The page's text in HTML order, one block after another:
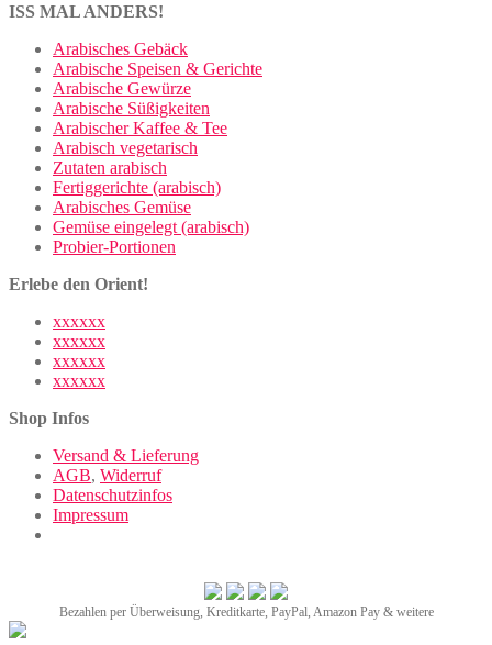
ISS MAL ANDERS!
Arabisches Gebäck
Arabische Speisen & Gerichte
Arabische Gewürze
Arabische Süßigkeiten
Arabischer Kaffee & Tee
Arabisch vegetarisch
Zutaten arabisch
Fertiggerichte (arabisch)
Arabisches Gemüse
Gemüse eingelegt (arabisch)
Probier-Portionen
Erlebe den Orient!
xxxxxx
xxxxxx
xxxxxx
xxxxxx
Shop Infos
Versand & Lieferung
AGB, Widerruf
Datenschutzinfos
Impressum